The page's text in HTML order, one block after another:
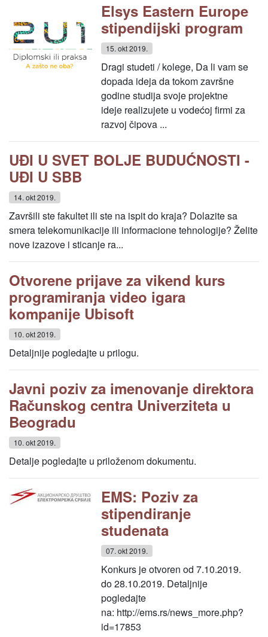
Elsys Eastern Europe
stipendijski program
15. okt 2019.
Dragi studeti / kolege, Da li vam se
dopada ideja da tokom završne
godine studija svoje projektne
ideje realizujete u vodećoj firmi za
razvoj čipova ...
UĐ­I U SVET BOLJE BUDUĆNOSTI -
UĐ­I U SBB
14. okt 2019.
Završili ste fakultet ili ste na ispit do kraja? Dolazite sa
smera telekomunikacije ili informacione tehnologije? Želite
nove izazove i sticanje ra...
Otvorene prijave za vikend kurs
programiranja video igara
kompanije Ubisoft
10. okt 2019.
Detaljnije pogledajte u prilogu.
Javni poziv za imenovanje direktora
Računskog centra Univerziteta u
Beogradu
10. okt 2019.
Detalje pogledajte u priloženom dokumentu.
EMS: Poziv za
stipendiranje
studenata
07. okt 2019.
Konkurs je otvoren od 7.10.2019.
do 28.10.2019. Detaljnije
pogledajte
na: http://ems.rs/news_more.php?
id=17853